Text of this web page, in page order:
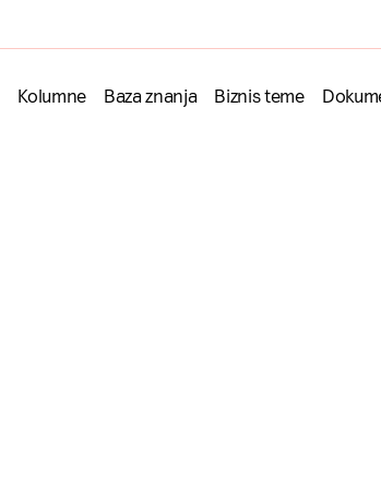
Kolumne Baza znanja Biznis teme